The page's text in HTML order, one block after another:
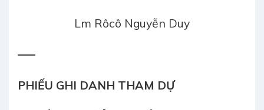
Lm Rôcô Nguyễn Duy
­—–
PHIẾU GHI DANH THAM DỰ